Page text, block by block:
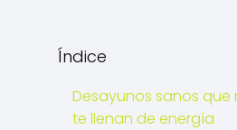
Índice
Desayunos sanos que
te llenan de energía